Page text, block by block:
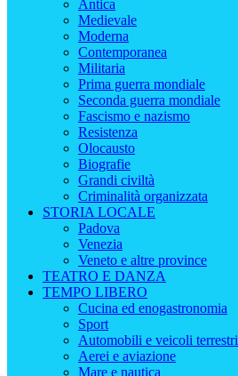
Antica
Medievale
Moderna
Contemporanea
Militaria
Prima guerra mondiale
Seconda guerra mondiale
Fascismo e nazismo
Resistenza
Olocausto
Biografie
Grandi civiltà
Criminalità organizzata
STORIA LOCALE
Padova
Venezia
Veneto e altre province
TEATRO E DANZA
TEMPO LIBERO
Cucina ed enogastronomia
Sport
Automobili e veicoli terrestri
Aerei e aviazione
Mare e nautica